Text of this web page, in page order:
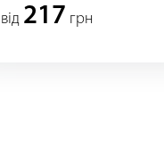
вiд 217 грн